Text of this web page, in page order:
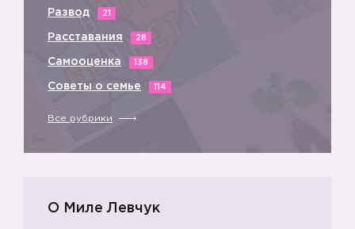
Развод 21
Расставания 28
Самооценка 138
Советы о семье 114
Все рубрики
О Миле Левчук